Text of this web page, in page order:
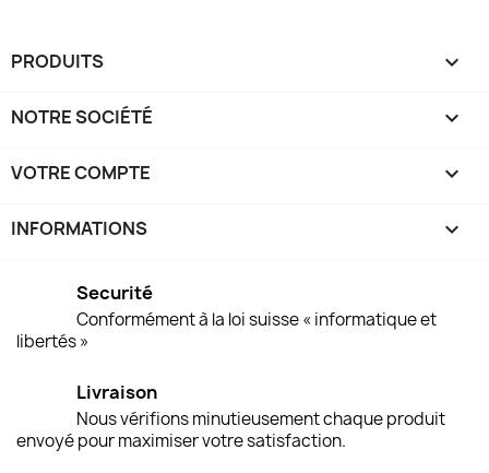
PRODUITS 
NOTRE SOCIÉTÉ 
VOTRE COMPTE 
INFORMATIONS keyboard_arrow_down
Securité
Conformément à la loi suisse « informatique et
libertés »
Livraison
Nous vérifions minutieusement chaque produit
envoyé pour maximiser votre satisfaction.